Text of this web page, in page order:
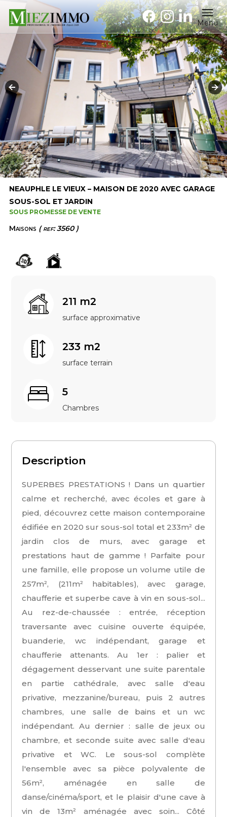
Menu
NEAUPHLE LE VIEUX – MAISON DE 2020 AVEC GARAGE
SOUS-SOL ET JARDIN
SOUS PROMESSE DE VENTE
Maisons ( ref: 3560 )
211 m2
surface approximative
233 m2
surface terrain
5
Chambres
Description
SUPERBES PRESTATIONS ! Dans un quartier
calme et recherché, avec écoles et gare à
pied, découvrez cette maison contemporaine
édifiée en 2020 sur sous-sol total et 233m² de
jardin clos de murs, avec garage et
prestations haut de gamme ! Parfaite pour
une famille, elle propose un volume utile de
257m², (211m² habitables), avec garage,
chaufferie et superbe cave à vin en sous-sol...
Au rez-de-chaussée : entrée, réception
traversante avec cuisine ouverte équipée,
buanderie, wc indépendant, garage et
chaufferie attenants. Au 1er : palier et
dégagement desservant une suite parentale
en partie cathédrale, avec salle d'eau
privative, mezzanine/bureau, puis 2 autres
chambres, une salle de bains et un wc
indépendant. Au dernier : salle de jeux ou
chambre, et seconde suite avec salle d'eau
privative et WC. Le sous-sol complète
l'ensemble avec sa pièce polyvalente de
56m², aménagée en salle de
danse/cinéma/sport, et le plaisir d'une cave à
vin de 13m² aménagée avec soin... Côté